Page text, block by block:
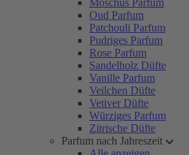
Moschus Parfum
Oud Parfum
Patchouli Parfum
Pudriges Parfum
Rose Parfum
Sandelholz Düfte
Vanille Parfum
Veilchen Düfte
Vetiver Düfte
Würziges Parfum
Zitrische Düfte
Parfum nach Jahreszeit